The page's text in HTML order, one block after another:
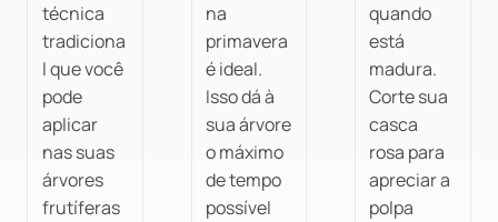
técnica
tradiciona
l que você
pode
aplicar
nas suas
árvores
frutíferas
na
primavera
é ideal.
Isso dá à
sua árvore
o máximo
de tempo
possível
quando
está
madura.
Corte sua
casca
rosa para
apreciar a
polpa